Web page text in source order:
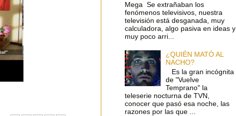
Mega Se extrañaban los
fenómenos televisivos, nuestra
televisión está desganada, muy
calculadora, algo pasiva en ideas y
muy poco arri...
¿QUIÉN MATÓ AL
NACHO?
Es la gran incógnita
de "Vuelve
Temprano" la
teleserie nocturna de TVN,
conocer que pasó esa noche, las
razones por las que ...